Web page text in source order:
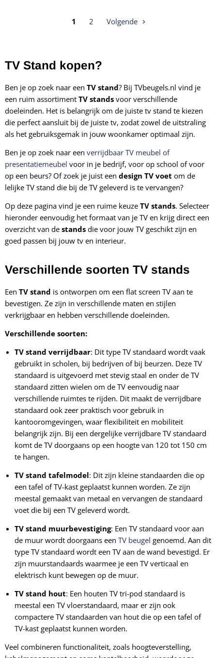
1 2 Volgende
TV Stand kopen?
Ben je op zoek naar een TV stand? Bij TVbeugels.nl vind je
een ruim assortiment TV stands voor verschillende
doeleinden. Het is belangrijk om de juiste tv stand te kiezen
die perfect aansluit bij de juiste tv, zodat zowel de uitstraling
als het gebruiksgemak in jouw woonkamer optimaal zijn.
Ben je op zoek naar een verrijdbaar TV meubel of
presentatiemeubel voor in je bedrijf, voor op school of voor
op een beurs? Of zoek je juist een design TV voet om de
lelijke TV stand die bij de TV geleverd is te vervangen?
Op deze pagina vind je een ruime keuze TV stands. Selecteer
hieronder eenvoudig het formaat van je TV en krijg direct een
overzicht van de stands die voor jouw TV geschikt zijn en
goed passen bij jouw tv en interieur.
Verschillende soorten TV stands
Een TV stand is ontworpen om een flat screen TV aan te
bevestigen. Ze zijn in verschillende maten en stijlen
verkrijgbaar en hebben verschillende doeleinden.
Verschillende soorten:
TV stand verrijdbaar: Dit type TV standaard wordt vaak
gebruikt in scholen, bij bedrijven of bij beurzen. Deze TV
standaard is uitgevoerd met stevig staal en onder de TV
standaard zitten wielen om de TV eenvoudig naar
verschillende ruimtes te rijden. Dit maakt de verrijdbare
standaard ook zeer praktisch voor gebruik in
kantooromgevingen, waar flexibiliteit en mobiliteit
belangrijk zijn. Bij een dergelijke verrijdbare TV standaard
komt de TV doorgaans op een hoogte van 120 tot 150 cm
te hangen.
TV stand tafelmodel: Dit zijn kleine standaarden die op
een tafel of TV-kast geplaatst kunnen worden. Ze zijn
meestal gemaakt van metaal en vervangen de standaard
voet die bij een TV geleverd wordt.
TV stand muurbevestiging: Een TV standaard voor aan
de muur wordt doorgaans een TV beugel genoemd. Aan dit
type TV standaard wordt een TV aan de wand bevestigd. Er
zijn muurstandaards waarmee je een TV verticaal en
elektrisch kunt bewegen op de muur.
TV stand hout: Een houten TV tri-pod standaard is
meestal een TV vloerstandaard, maar er zijn ook
compactere TV standaarden van hout die op een tafel of
TV-kast geplaatst kunnen worden.
Veel combineren functionaliteit, zoals hoogteverstelling,